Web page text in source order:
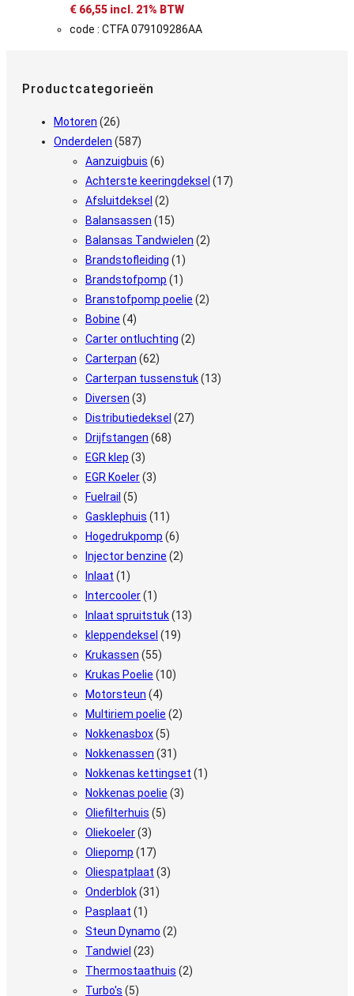
€ 66,55 incl. 21% BTW
code : CTFA 079109286AA
Productcategorieën
Motoren (26)
Onderdelen (587)
Aanzuigbuis (6)
Achterste keeringdeksel (17)
Afsluitdeksel (2)
Balansassen (15)
Balansas Tandwielen (2)
Brandstofleiding (1)
Brandstofpomp (1)
Branstofpomp poelie (2)
Bobine (4)
Carter ontluchting (2)
Carterpan (62)
Carterpan tussenstuk(13)
Diversen (3)
Distributiedeksel (27)
Drijfstangen (68)
EGR klep (3)
EGR Koeler(3)
Fuelrail (5)
Gasklephuis (11)
Hogedrukpomp (6)
Injector benzine (2)
Inlaat (1)
Intercooler(1)
Inlaat spruitstuk(13)
kleppendeksel (19)
Krukassen (55)
Krukas Poelie (10)
Motorsteun (4)
Multiriem poelie (2)
Nokkenasbox(5)
Nokkenassen (31)
Nokkenas kettingset (1)
Nokkenas poelie (3)
Oliefilterhuis (5)
Oliekoeler(3)
Oliepomp (17)
Oliespatplaat (3)
Onderblok(31)
Pasplaat (1)
Steun Dynamo (2)
Tandwiel (23)
Thermostaathuis (2)
Turbo's (5)